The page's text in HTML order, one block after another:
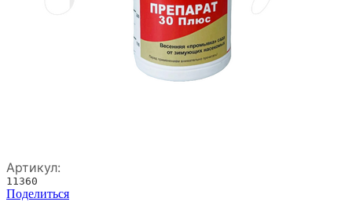
Артикул:
11360
Поделиться